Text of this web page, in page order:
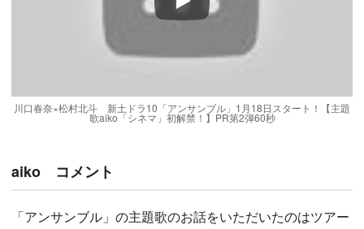
Play
川口春奈×松村北斗 新土ドラ10「アンサンブル」1月18日スタート！【主題
歌aiko「シネマ」初解禁！】PR第2弾60秒
aiko コメント
「アンサンブル」の主題歌のお話をいただいたのはツアー